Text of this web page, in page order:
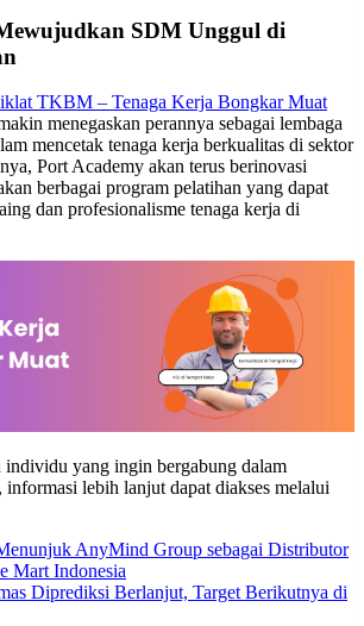
SDM Unggul di
TKBM – Tenaga Kerja Bongkar Muat
menegaskan perannya sebagai lembaga
mencetak tenaga kerja berkualitas di sektor
Port Academy akan terus berinovasi
berbagai program pelatihan yang dapat
dan profesionalisme tenaga kerja di
individu yang ingin bergabung dalam
informasi lebih lanjut dapat diakses melalui
AnyMind Group sebagai Distributor
Mart Indonesia
Diprediksi Berlanjut, Target Berikutnya di